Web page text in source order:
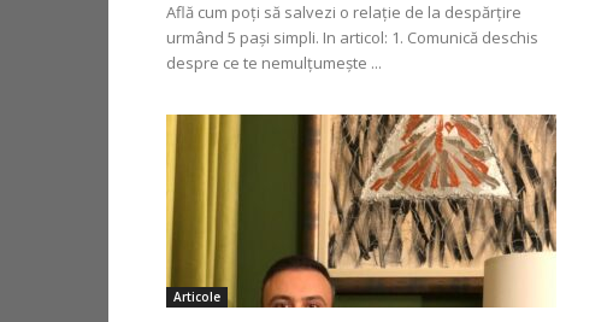
Află cum poți să salvezi o relație de la despărțire
urmând 5 pași simpli. In articol: 1. Comunică deschis
despre ce te nemulțumește ...
Articole